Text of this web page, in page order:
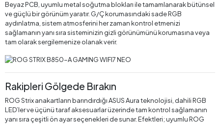
Beyaz PCB, uyumlu metal soğutma blokları ile tamamlanarak bütünsel
ve güçlü bir görünüm yaratır. G/Ç korumasındaki sade RGB
aydınlatma, sistem atmosferini her zaman kontrol etmenizi
sağlamanın yanı sıra sisteminizin gizli görünümünü korumasına veya
tam olarak sergilemenize olanak verir.
Rakipleri Gölgede Bırakın
ROG Strix anakartların barındırdığı ASUS Aura teknolojisi, dahili RGB
LED’ler ve üçünü taraf aksesuarlar üzerinde tam kontrol sağlamanın
yanı sıra çeşitli ön ayar seçenekleri de sunar. Efektleri; uyumlu ROG